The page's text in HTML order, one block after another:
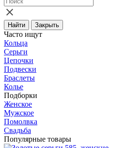
Найти Закрыть
Часто ищут
Кольца
Серьги
Цепочки
Подвески
Браслеты
Колье
Подборки
Женское
Мужское
Помолвка
Свадьба
Популярные товары